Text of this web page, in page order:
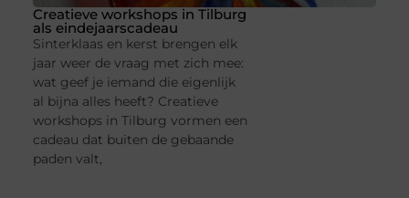
Creatieve workshops in Tilburg
als eindejaarscadeau
Sinterklaas en kerst brengen elk
jaar weer de vraag met zich mee:
wat geef je iemand die eigenlijk
al bijna alles heeft? Creatieve
workshops in Tilburg vormen een
cadeau dat buiten de gebaande
paden valt,